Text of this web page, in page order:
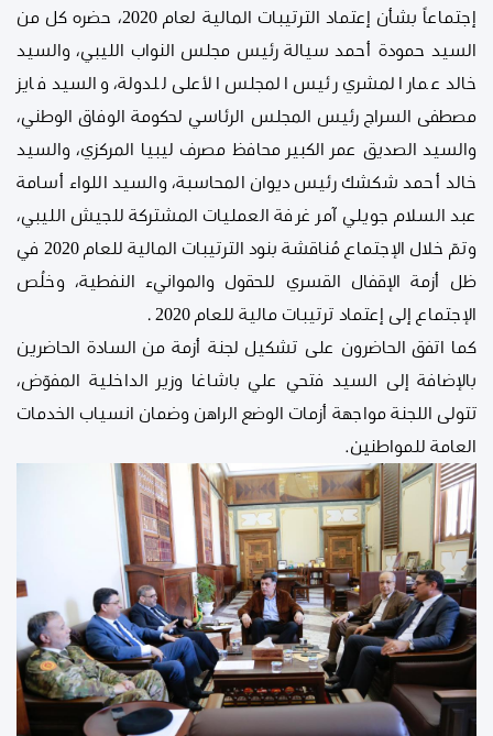
إجتماعاً بشأن إعتماد الترتيبات المالية لعام 2020، حضره كل من
السيد حمودة أحمد سيالة رئيس مجلس النواب الليبي، والسيد
خالد عمار المشري رئيس المجلس الأعلى للدولة، والسيد فايز
مصطفى السراج رئيس المجلس الرئاسي لحكومة الوفاق الوطني،
والسيد الصديق عمر الكبير محافظ مصرف ليبيا المركزي، والسيد
خالد أحمد شكشك رئيس ديوان المحاسبة، والسيد اللواء أسامة
عبد السلام جويلي آمر غرفة العمليات المشتركة للجيش الليبي،
وتمّ خلال الإجتماع مُناقشة بنود الترتيبات المالية للعام 2020 في
ظل أزمة الإقفال القسري للحقول والموانيء النفطية، وخلُص
الإجتماع إلى إعتماد ترتيبات مالية للعام 2020 .
كما اتفق الحاضرون على تشكيل لجنة أزمة من السادة الحاضرين
بالإضافة إلى السيد فتحي علي باشاغا وزير الداخلية المفوّض،
تتولى اللجنة مواجهة أزمات الوضع الراهن وضمان انسياب الخدمات
العامة للمواطنين.